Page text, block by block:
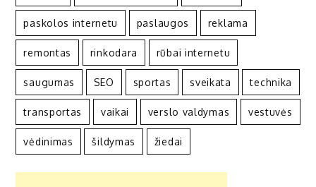
paskolos internetu paslaugos reklama
remontas rinkodara rūbai internetu
saugumas SEO sportas sveikata technika
transportas vaikai verslo valdymas vestuvės
vėdinimas šildymas žiedai